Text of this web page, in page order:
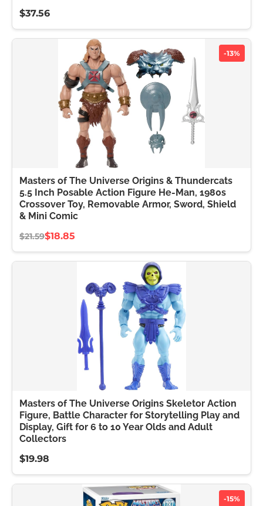
$37.56
-13%
Masters of The Universe Origins & Thundercats
5.5 Inch Posable Action Figure He-Man, 1980s
Crossover Toy, Removable Armor, Sword, Shield
& Mini Comic
$21.59$18.85
Masters of The Universe Origins Skeletor Action
Figure, Battle Character for Storytelling Play and
Display, Gift for 6 to 10 Year Olds and Adult
Collectors
$19.98
-15%